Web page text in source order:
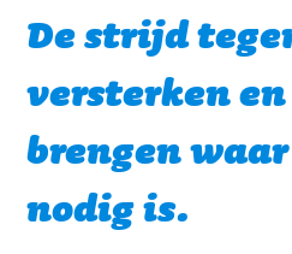
De strijd
versterken en
brengen
nodig is.